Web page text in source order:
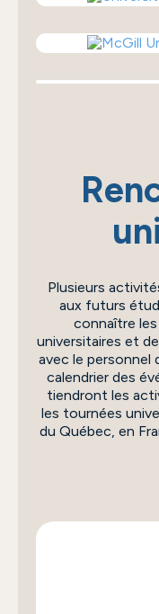
Plusieurs
aux futurs
connaître
universitaires et
avec le personnel
calendrier des
tiendront les
les tournées
du Québec, en